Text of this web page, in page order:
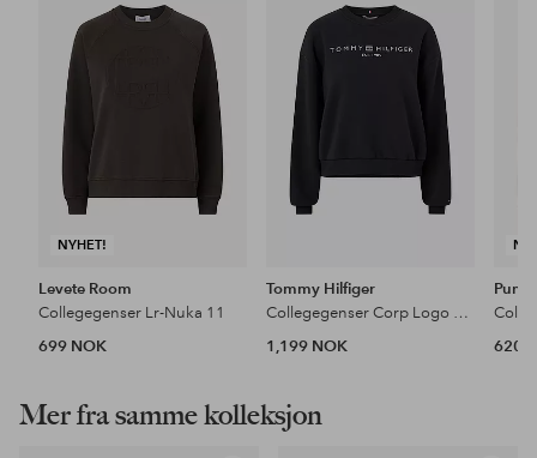
NYHET!
favoritter
Levete Room
Collegegenser Lr-Nuka 11
699 NOK
favoritter
Tommy Hilfiger
Collegegenser Corp Logo Mdrn
1,199 NOK
Puma
620
Mer fra samme kolleksjon